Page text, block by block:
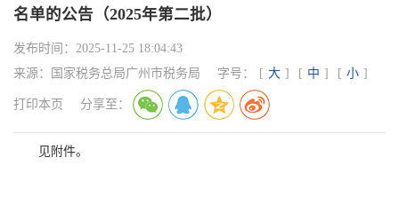
名单的公告（2025年第二批）
发布时间： 2025-11-25 18:04:43
来源：
国家税务总局广州市税务局 字号： [ 大 ] [ 中 ] [ 小 ]
打印本页 分享至：
见附件。